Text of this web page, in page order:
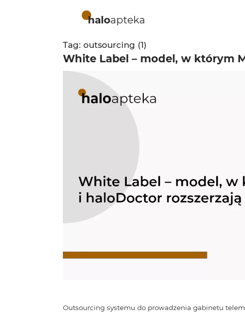
haloapteka
Tag: outsourcing (1)
White Label – model, w którym
Outsourcing systemu do prowadzenia gabinetu